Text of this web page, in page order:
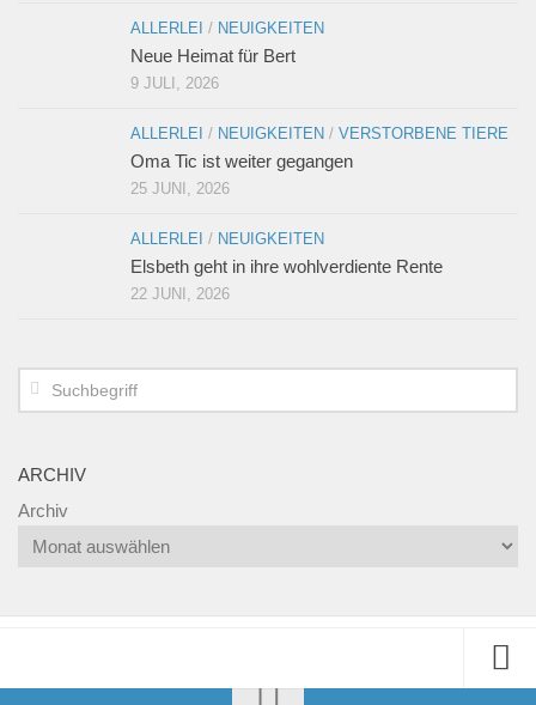
ALLERLEI / NEUIGKEITEN
Neue Heimat für Bert
9 JULI, 2026
ALLERLEI / NEUIGKEITEN / VERSTORBENE TIERE
Oma Tic ist weiter gegangen
25 JUNI, 2026
ALLERLEI / NEUIGKEITEN
Elsbeth geht in ihre wohlverdiente Rente
22 JUNI, 2026
ARCHIV
Archiv